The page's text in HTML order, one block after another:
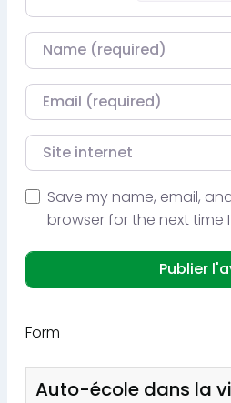
Nom
Courriel
Site internet
Save my name, email,
browser for the next time
Form
Auto-école dans la